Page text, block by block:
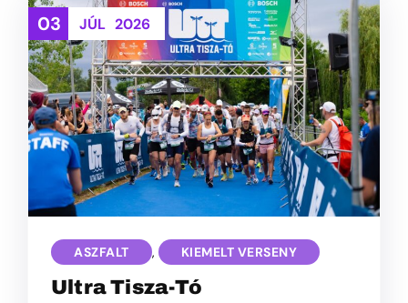
03 JÚL 2026
ASZFALT , KIEMELT VERSENY
Ultra Tisza-Tó